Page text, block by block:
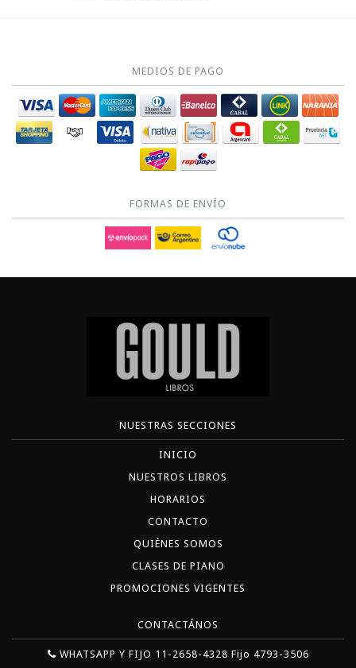
MEDIOS DE PAGO
FORMAS DE ENVÍO
NUESTRAS SECCIONES
INICIO
NUESTROS LIBROS
HORARIOS
CONTACTO
QUIÉNES SOMOS
CLASES DE PIANO
PROMOCIONES VIGENTES
CONTACTÁNOS
WHATSAPP Y FIJO 11-2658-4328 Fijo 4793-3506